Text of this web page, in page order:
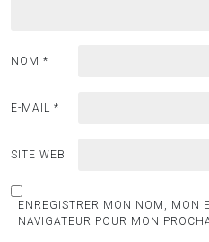
NOM *
E-MAIL *
SITE WEB
ENREGISTRER MON NOM, MON
NAVIGATEUR POUR MON